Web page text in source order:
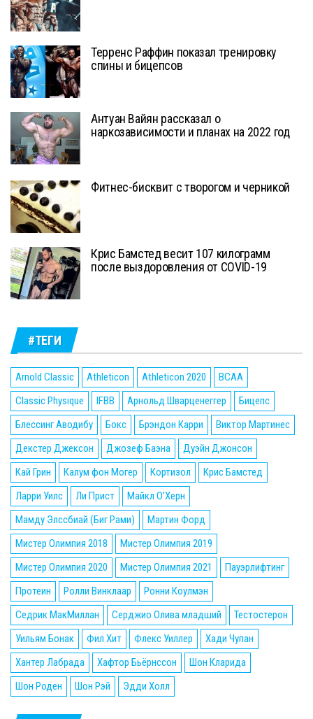
Терренс Раффин показал тренировку
спины и бицепсов
Антуан Вайян рассказал о
наркозависимости и планах на 2022 год
Фитнес-бисквит с творогом и черникой
Крис Бамстед весит 107 килограмм
после выздоровления от COVID-19
#ТЕГИ
Arnold Classic Athleticon Athleticon 2020
BCAA
Classic Physique
IFBB Арнольд Шварценеггер
Бицепс
Блессинг Аводибу
Бокс Брэндон Карри
Виктор Мартинес
Декстер Джексон
Джозеф Баэна
Дуэйн Джонсон
Кай Грин
Калум фон Могер Кортизол
Крис Бамстед
Ларри Уилс
Ли Прист
Майкл О'Херн
Мамду Элссбиай (Биг Рами)
Мартин Форд
Мистер Олимпия 2018
Мистер Олимпия 2019
Мистер Олимпия 2020
Мистер Олимпия 2021
Пауэрлифтинг
Протеин
Ролли Винклаар
Ронни Коулмэн
Седрик МакМиллан
Серджио Олива младший
Тестостерон
Уильям Бонак
Фил Хит Флекс Уиллер
Хади Чупан
Хантер Лабрада
Хафтор Бьёрнссон
Шон Кларида
Шон Роден
Шон Рэй Эдди Холл